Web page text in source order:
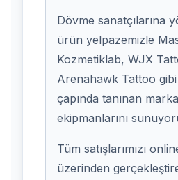
Dövme sanatçılarına
ürün yelpazemizle
Kozmetiklab, WJX
Arenahawk Tattoo
çapında tanınan
ekipmanlarını
Tüm satışlarımızı
üzerinden